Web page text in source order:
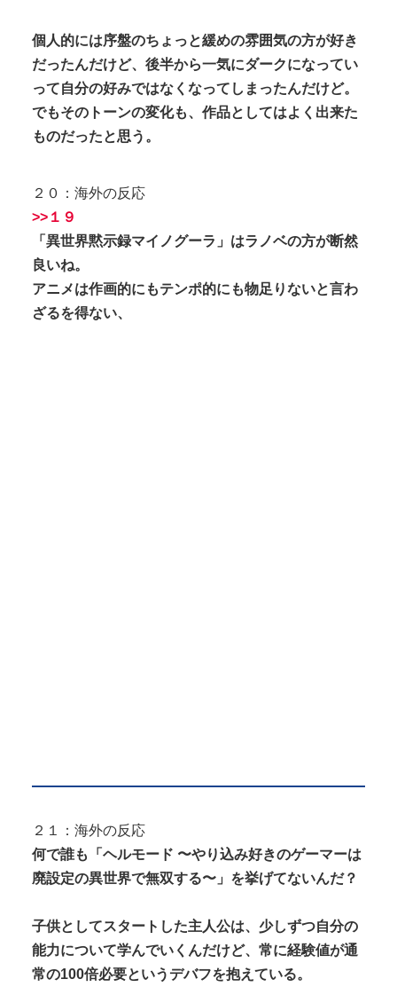
個人的には序盤のちょっと緩めの雰囲気の方が好き
だったんだけど、後半から一気にダークになってい
って自分の好みではなくなってしまったんだけど。
でもそのトーンの変化も、作品としてはよく出来た
ものだったと思う。
２０：海外の反応
>>１９
「異世界黙示録マイノグーラ」はラノベの方が断然
良いね。
アニメは作画的にもテンポ的にも物足りないと言わ
ざるを得ない、
２１：海外の反応
何で誰も「ヘルモード 〜やり込み好きのゲーマーは
廃設定の異世界で無双する〜」を挙げてないんだ？
子供としてスタートした主人公は、少しずつ自分の
能力について学んでいくんだけど、常に経験値が通
常の100倍必要というデバフを抱えている。